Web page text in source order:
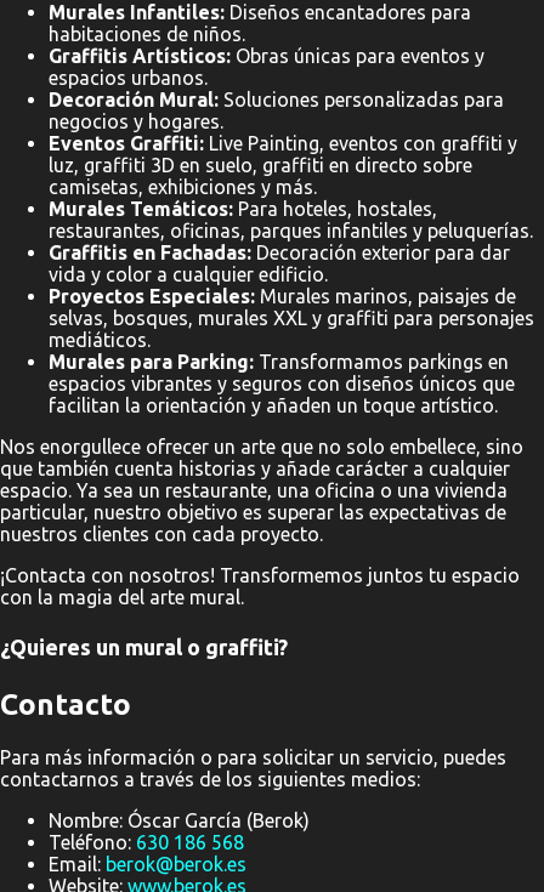
Murales Infantiles: Diseños encantadores para
habitaciones de niños.
Graffitis Artísticos: Obras únicas para eventos y
espacios urbanos.
Decoración Mural: Soluciones personalizadas para
negocios y hogares.
Eventos Graffiti: Live Painting, eventos con graffiti y
luz, graffiti 3D en suelo, graffiti en directo sobre
camisetas, exhibiciones y más.
Murales Temáticos: Para hoteles, hostales,
restaurantes, oficinas, parques infantiles y peluquerías.
Graffitis en Fachadas: Decoración exterior para dar
vida y color a cualquier edificio.
Proyectos Especiales: Murales marinos, paisajes de
selvas, bosques, murales XXL y graffiti para personajes
mediáticos.
Murales para Parking: Transformamos parkings en
espacios vibrantes y seguros con diseños únicos que
facilitan la orientación y añaden un toque artístico.
Nos enorgullece ofrecer un arte que no solo embellece, sino
que también cuenta historias y añade carácter a cualquier
espacio. Ya sea un restaurante, una oficina o una vivienda
particular, nuestro objetivo es superar las expectativas de
nuestros clientes con cada proyecto.
¡Contacta con nosotros! Transformemos juntos tu espacio
con la magia del arte mural.
¿Quieres un mural o graffiti?
Contacto
Para más información o para solicitar un servicio, puedes
contactarnos a través de los siguientes medios:
Nombre: Óscar García (Berok)
Teléfono: 630 186 568
Email: berok@berok.es
Website: www.berok.es